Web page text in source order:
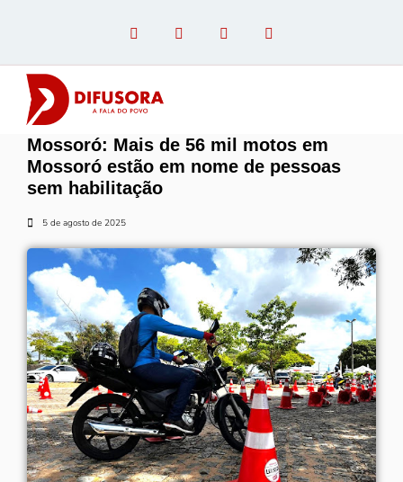
Mossoró: Mais de 56 mil motos em
Mossoró estão em nome de pessoas
sem habilitação
5 de agosto de 2025